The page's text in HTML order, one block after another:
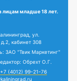
лицам младше 18 лет.
ул.
кабинет 308
ЗАО "Твик Маркетинг"
Обрехт О.Г.
+7 (4012) 99-21-76